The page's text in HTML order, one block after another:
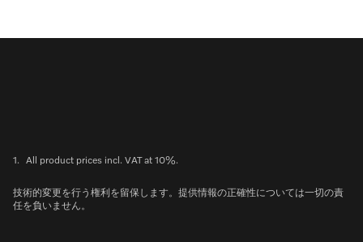
1. All product prices incl. VAT at 10%.
技術的変更を行う権利を留保します。提供情報の正確性については一切の責
任を負いません。